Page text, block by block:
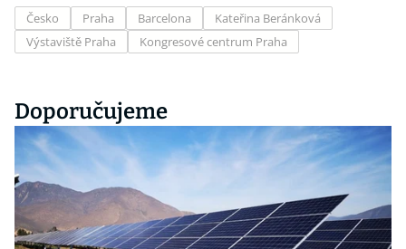
Česko Praha Barcelona
Kateřina Beránková
Výstaviště Praha
Kongresové centrum Praha
Doporučujeme